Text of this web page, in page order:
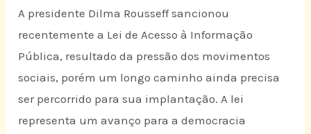
A presidente Dilma Rousseff sancionou
recentemente a Lei de Acesso à Informação
Pública, resultado da pressão dos movimentos
sociais, porém um longo caminho ainda precisa
ser percorrido para sua implantação. A lei
representa um avanço para a democracia